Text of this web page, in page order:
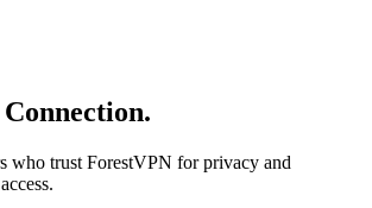
who trust ForestVPN for privacy and